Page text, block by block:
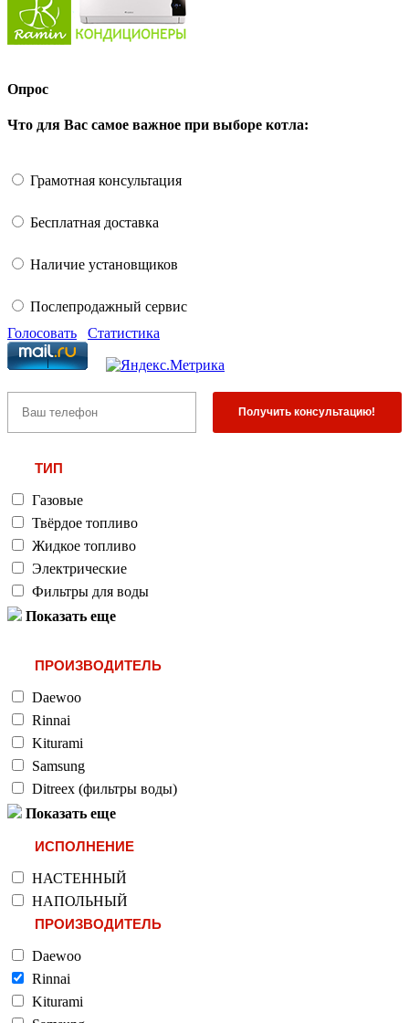
Опрос
Что для Вас самое важное при выборе котла:
Грамотная консультация
Бесплатная доставка
Наличие установщиков
Послепродажный сервис
Голосовать
Статистика
ТИП
Газовые
Твёрдое топливо
Жидкое топливо
Электрические
Фильтры для воды
Показать еще
ПРОИЗВОДИТЕЛЬ
Daewoo
Rinnai
Kiturami
Samsung
Ditreex (фильтры воды)
Показать еще
ИСПОЛНЕНИЕ
НАСТЕННЫЙ
НАПОЛЬНЫЙ
ПРОИЗВОДИТЕЛЬ
Daewoo
Rinnai
Kiturami